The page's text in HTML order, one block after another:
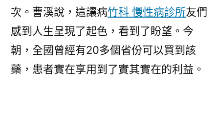
次。曹溪說，這讓病竹科 慢性病診所友們
感到人生呈現了起色，看到了盼望。今
朝，全國曾經有20多個省份可以買到該
藥，患者實在享用到了實其實在的利益。